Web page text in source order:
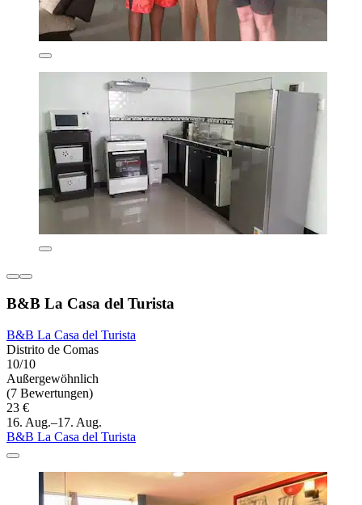
B&B La Casa del Turista
B&B La Casa del Turista
Distrito de Comas
10/10
Außergewöhnlich
(7 Bewertungen)
23 €
16. Aug.–17. Aug.
B&B La Casa del Turista